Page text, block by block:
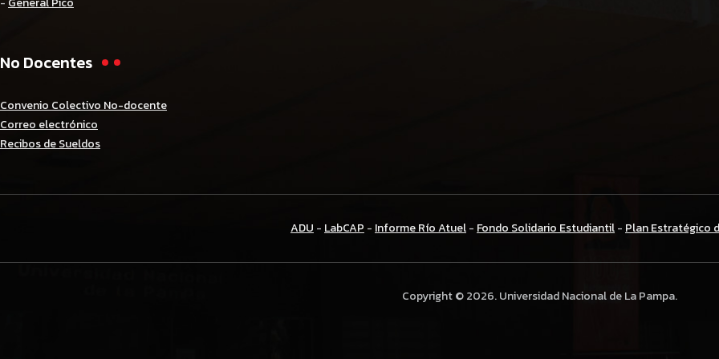
No Docentes
Convenio Colectivo No-docente
Correo electrónico
Recibos de Sueldos
ADU - LabCAP - Informe Río Atuel- Fondo Solidario Estudiantil- Plan Estratégico
Copyright © 2026. Universidad Nacional de La Pampa.